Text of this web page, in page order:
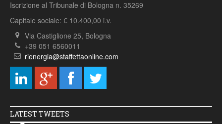
Iscrizione al Tribunale di Bologna n. 35269
Capitale sociale: € 10.400,00 i.v.
Via Castiglione 25, Bologna
+39 051 6560011
rienergia@staffettaonline.com
LATEST TWEETS